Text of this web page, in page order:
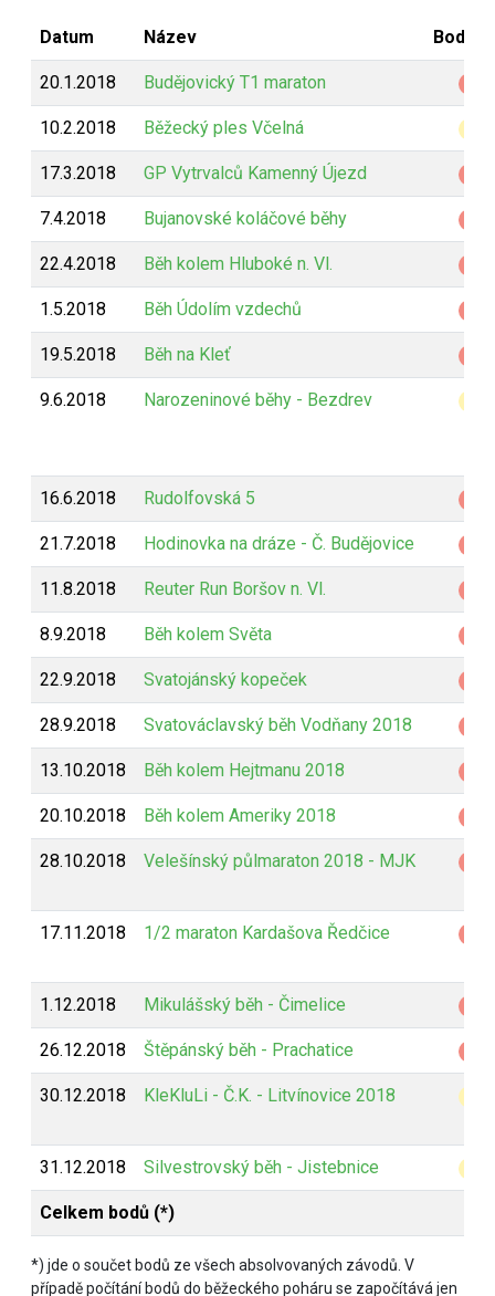
Datum Název
20.1.2018 Budějovický T1 maraton
10.2.2018 Běžecký ples Včelná
17.3.2018 GP Vytrvalců Kamenný Újezd
7.4.2018 Bujanovské koláčové běhy
22.4.2018 Běh kolem Hluboké n. Vl.
1.5.2018 Běh Údolím vzdechů
19.5.2018 Běh na Kleť
9.6.2018 Narozeninové běhy - Bezdrev
16.6.2018 Rudolfovská 5
21.7.2018 Hodinovka na dráze - Č. Budějovice
11.8.2018 Reuter Run Boršov n. Vl.
8.9.2018 Běh kolem Světa
22.9.2018 Svatojánský kopeček
28.9.2018 Svatováclavský běh Vodňany 2018
13.10.2018 Běh kolem Hejtmanu 2018
20.10.2018 Běh kolem Ameriky 2018
28.10.2018 Velešínský půlmaraton 2018 - MJK
17.11.2018 1/2 maraton Kardašova Ředčice
1.12.2018 Mikulášský běh - Čimelice
26.12.2018 Štěpánský běh - Prachatice
30.12.2018 KleKluLi - Č.K. - Litvínovice 2018
31.12.2018 Silvestrovský běh - Jistebnice
Celkem bodů (*)
*) jde o součet bodů ze všech absolvovaných závodů. V
případě počítání bodů do běžeckého poháru se započítává jen